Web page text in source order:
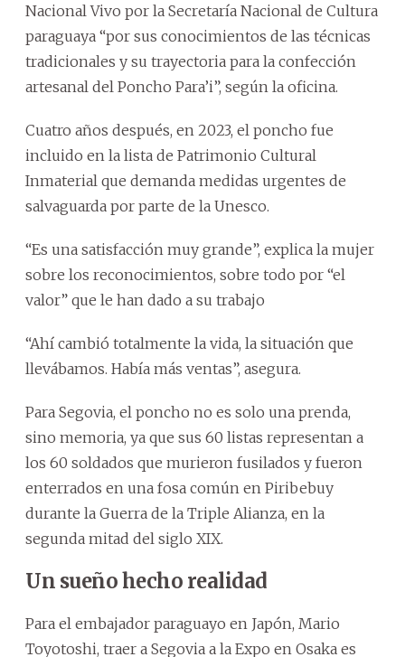
Nacional Vivo por la Secretaría Nacional de Cultura
paraguaya “por sus conocimientos de las técnicas
tradicionales y su trayectoria para la confección
artesanal del Poncho Para’i”, según la oficina.
Cuatro años después, en 2023, el poncho fue
incluido en la lista de Patrimonio Cultural
Inmaterial que demanda medidas urgentes de
salvaguarda por parte de la Unesco.
“Es una satisfacción muy grande”, explica la mujer
sobre los reconocimientos, sobre todo por “el
valor” que le han dado a su trabajo
“Ahí cambió totalmente la vida, la situación que
llevábamos. Había más ventas”, asegura.
Para Segovia, el poncho no es solo una prenda,
sino memoria, ya que sus 60 listas representan a
los 60 soldados que murieron fusilados y fueron
enterrados en una fosa común en Piribebuy
durante la Guerra de la Triple Alianza, en la
segunda mitad del siglo XIX.
Un sueño hecho realidad
Para el embajador paraguayo en Japón, Mario
Toyotoshi, traer a Segovia a la Expo en Osaka es